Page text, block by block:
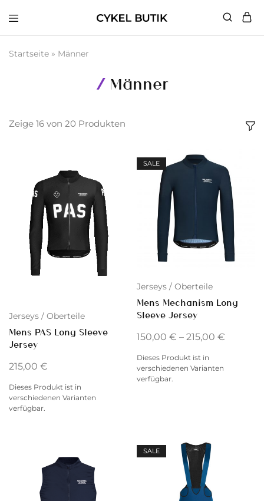
Butik
Startseite » Männer
Männer
Zeige 16 von 20 Produkten
Jerseys / Oberteile
Mens PAS Long Sleeve
Jersey
215,00 €
Dieses Produkt ist in
verschiedenen Varianten
verfügbar.
SALE
Jerseys / Oberteile
Mens Mechanism Long
Sleeve Jersey
150,00 € – 215,00 €
Dieses Produkt ist in
verschiedenen Varianten
verfügbar.
SALE